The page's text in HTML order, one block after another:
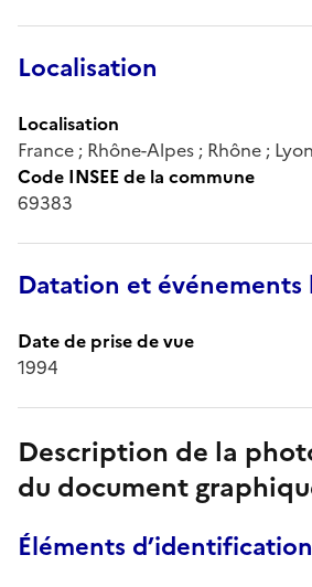
Localisation
Localisation
France ; Rhône-Alpes ; Rhône ;
Code INSEE de la commune
69383
Datation et événements
Date de prise de vue
1994
Description de la
du document
Éléments d’identification